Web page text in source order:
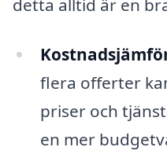
flera offerter
priser och
en mer